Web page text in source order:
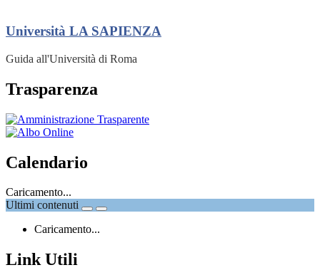
Università LA SAPIENZA
Guida all'Università di Roma
Trasparenza
Calendario
Caricamento...
Ultimi contenuti
Caricamento...
Link Utili